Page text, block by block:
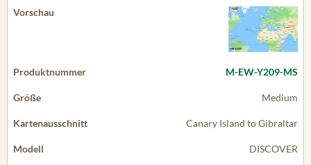
M-EW-Y209-MS
Medium
Canary Island to Gibraltar
DISCOVER